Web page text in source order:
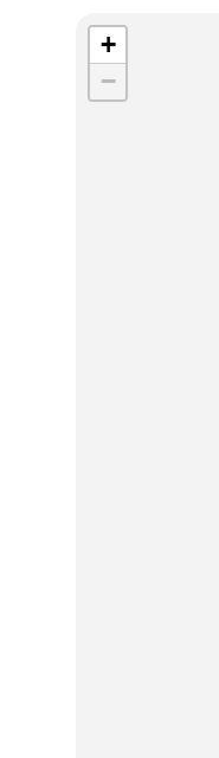
+
−